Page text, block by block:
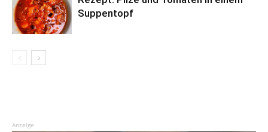
Suppentopf
Anzeige